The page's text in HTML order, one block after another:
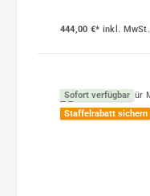
444,00 €* inkl. MwSt.
Sofort verfügbar
Staffelrabatt sichern